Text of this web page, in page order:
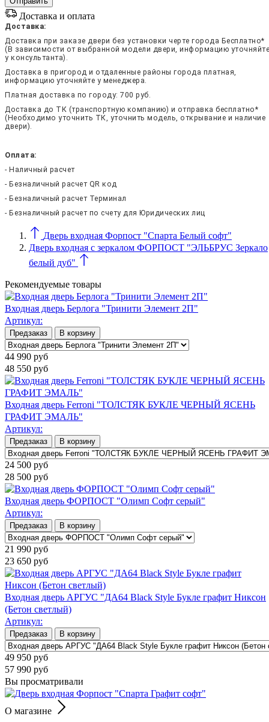
Доставка и оплата
Доставка:
Доставка при заказе двери без установки черте города Бесплатно*
(В зависимости от выбранной модели двери, информацию уточняйте
у консультанта).
Доставка в пригород и отдаленные районы города платная,
информацию уточняйте у менеджера.
Платная доставка по городу: 700 руб.
Доставка до ТК (транспортную компанию) и отправка бесплатно*
(Необходимо уточнить ТК, уточнить модель, открывание и наличие
двери).
Оплата:
- Наличный расчет
- Безналичный расчет QR код
- Безналичный расчет Терминал
- Безналичный расчет по счету для Юридических лиц
Дверь входная Форпост "Спарта Белый софт"
Дверь входная с зеркалом ФОРПОСТ "ЭЛЬБРУС Зеркало
белый дуб"
Рекомендуемые товары
Входная дверь Берлога "Тринити Элемент 2П"
Артикул:
Предзаказ В корзину
44 990 руб
48 550 руб
Входная дверь Ferroni "ТОЛСТЯК БУКЛЕ ЧЕРНЫЙ ЯСЕНЬ
ГРАФИТ ЭМАЛЬ"
Артикул:
Предзаказ В корзину
24 500 руб
28 500 руб
Входная дверь ФОРПОСТ "Олимп Софт серый"
Артикул:
Предзаказ В корзину
21 990 руб
23 650 руб
Входная дверь АРГУС "ДА64 Black Style Букле графит Никсон
(Бетон светлый)
Артикул:
Предзаказ В корзину
49 950 руб
57 990 руб
Вы просматривали
О магазине